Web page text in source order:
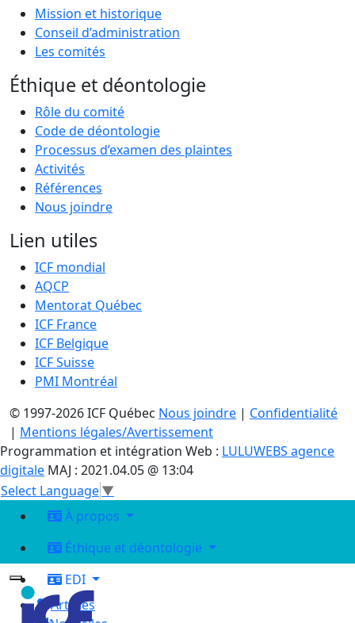
Mission et historique
Conseil d’administration
Les comités
Éthique et déontologie
Rôle du comité
Code de déontologie
Processus d’examen des plaintes
Activités
Références
Nous joindre
Lien utiles
ICF mondial
AQCP
Mentorat Québec
ICF France
ICF Belgique
ICF Suisse
PMI Montréal
© 1997-2026 ICF Québec Nous joindre | Confidentialité
| Mentions légales/Avertissement
Programmation et intégration Web : LULUWEBS agence
digitale MAJ : 2021.04.05 @ 13:04
Select Language▼
À propos
Éthique et déontologie
EDI
Articles